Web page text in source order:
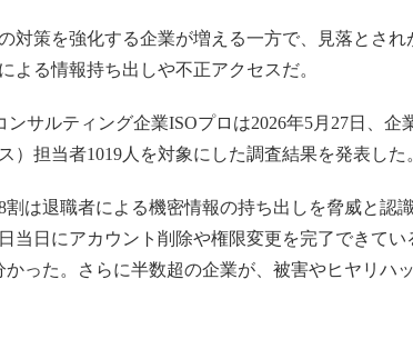
対策を強化する企業が増える一方で、見落とされ
よる情報持ち出しや不正アクセスだ。
サルティング企業ISOプロは2026年5月27日、企
）担当者1019人を対象にした調査結果を発表した
は退職者による機密情報の持ち出しを脅威と認
当日にアカウント削除や権限変更を完了できてい
った。さらに半数超の企業が、被害やヒヤリハ